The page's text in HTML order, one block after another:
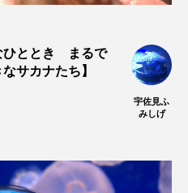
ヒラマサ ヒラメ
ブルーカーボン
ひととき まるで
サカナたち】
宇佐見ふ
みしげ